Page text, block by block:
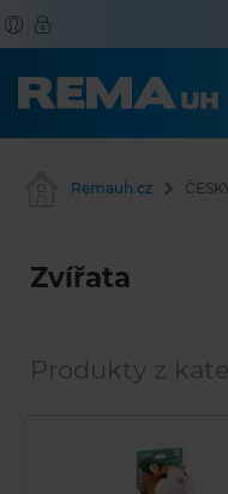
Remauh.cz
Zvířata
Produkty z